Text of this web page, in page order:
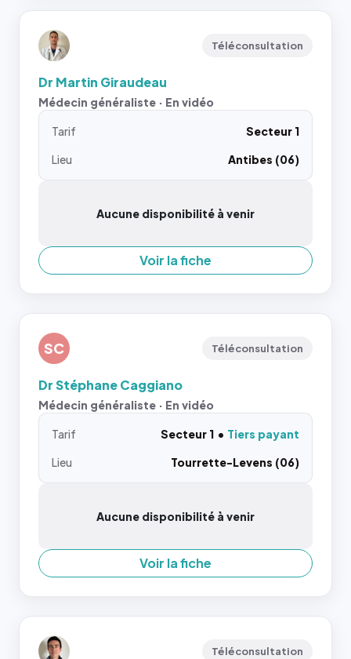
Téléconsultation
Dr Martin Giraudeau
Médecin généraliste · En vidéo
Tarif
Secteur 1
Lieu
Antibes (06)
Aucune disponibilité à venir
Voir la fiche
SC Téléconsultation
Dr Stéphane Caggiano
Médecin généraliste · En vidéo
Tarif Secteur 1
Tiers payant
Lieu
Tourrette-Levens (06)
Aucune disponibilité à venir
Voir la fiche
Téléconsultation